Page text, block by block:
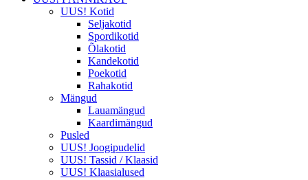
UUS! Kotid
Seljakotid
Spordikotid
Õlakotid
Kandekotid
Poekotid
Rahakotid
Mängud
Lauamängud
Kaardimängud
Pusled
UUS! Joogipudelid
UUS! Tassid / Klaasid
UUS! Klaasialused